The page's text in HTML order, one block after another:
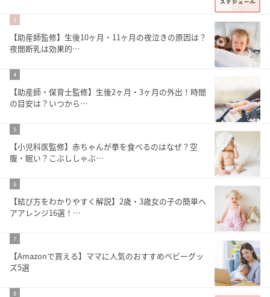
3
【助産師監修】生後10ヶ月・11ヶ月の夜泣きの原因は？
夜間断乳は効果的…
4
【助産師・保育士監修】生後2ヶ月・3ヶ月の外出！時間
の目安は？いつから…
5
【小児科医監修】赤ちゃんが拳を食べるのはなぜ？空
腹・眠い？こぶししゃぶ…
6
【結び方をわかりやすく解説】2歳・3歳女の子の簡単ヘ
アアレンジ16選！…
7
【Amazonで買える】ママに人気のおすすめベビーグッ
ズ5選
8